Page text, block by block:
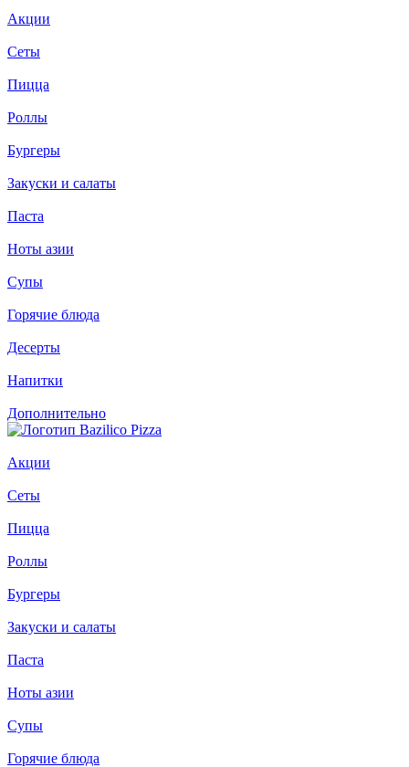
Акции
Сеты
Пицца
Роллы
Бургеры
Закуски и салаты
Паста
Ноты азии
Супы
Горячие блюда
Десерты
Напитки
Дополнительно
Акции
Сеты
Пицца
Роллы
Бургеры
Закуски и салаты
Паста
Ноты азии
Супы
Горячие блюда